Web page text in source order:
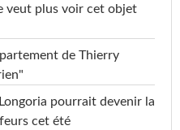
veut plus voir cet objet
de Thierry
pourrait devenir la
cet été